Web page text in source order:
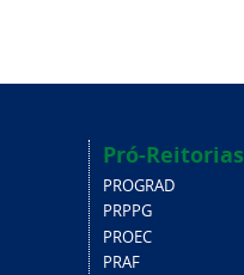
Pró-Reitorias
PROGRAD
PRPPG
PROEC
PRAF